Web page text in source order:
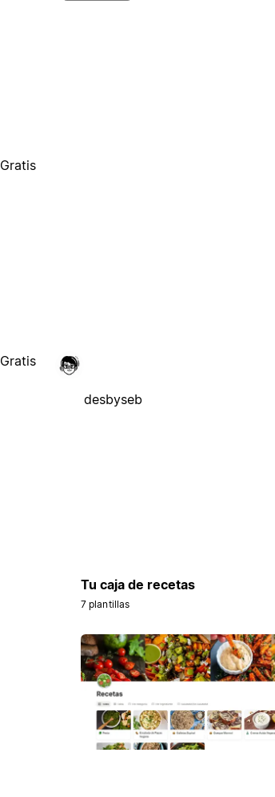
Gratis
Gratis
desbyseb
Tu caja de recetas
7 plantillas